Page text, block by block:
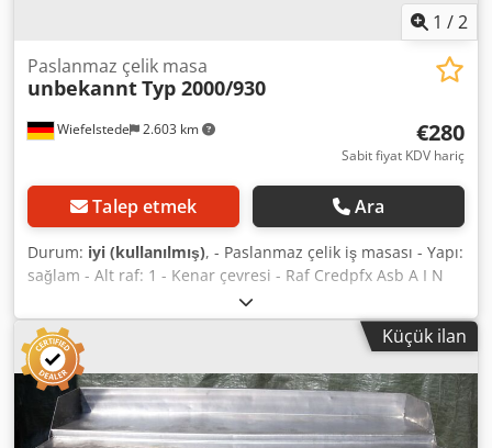
1 /2
Wiefelstede 2.603 km
Paslanmaz çelik masa
unbekanntTyp 2000/930
€280
Sabit fiyat KDV hariç
Talep etmek Ara
Durum: iyi (kullanılmış), - Paslanmaz çelik iş masası - Yapı:
sağlam - Alt raf: 1 - Kenar çevresi - Raf Credpfx Asb A I N
Eenusf - Ölçüler: 2000/930/Y930 mm - Ağırlık: 82 kg
Küçük ilan